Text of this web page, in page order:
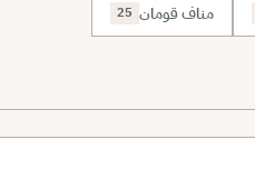
مناف قومان 25